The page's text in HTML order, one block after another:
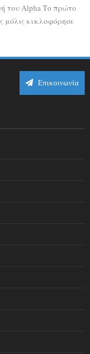
του Alpha Το πρώτο
μόλις κυκλοφόρησε
Επικοινωνία